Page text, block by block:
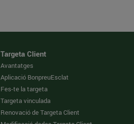
Targeta Client
Avantatges
Aplicació BonpreuEsclat
Fes-te la targeta
Targeta vinculada
Renovació de Targeta Client